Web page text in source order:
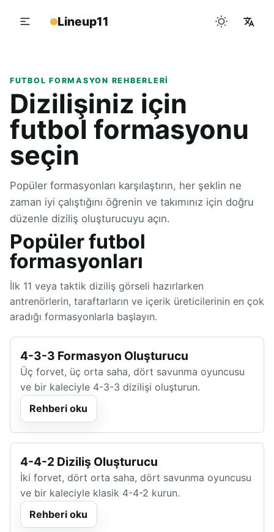
Lineup11
FUTBOL FORMASYON REHBERLERI
Dizilişiniz için
futbol formasyonu
seçin
Popüler formasyonları karşılaştırın, her şeklin ne
zaman iyi çalıştığını öğrenin ve takımınız için doğru
düzenle diziliş oluşturucuyu açın.
Popüler futbol
formasyonları
İlk 11 veya taktik diziliş görseli hazırlarken
antrenörlerin, taraftarların ve içerik üreticilerinin en çok
aradığı formasyonlarla başlayın.
4-3-3 Formasyon Oluşturucu
Üç forvet, üç orta saha, dört savunma oyuncusu
ve bir kaleciyle 4-3-3 dizilişi oluşturun.
Rehberi oku
4-4-2 Diziliş Oluşturucu
İki forvet, dört orta saha, dört savunma oyuncusu
ve bir kaleciyle klasik 4-4-2 kurun.
Rehberi oku